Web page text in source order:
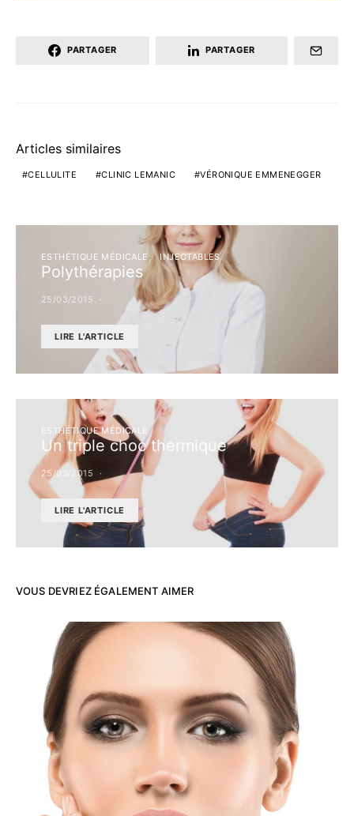
PARTAGER PARTAGER
Articles similaires
CELLULITE CLINIC LEMANIC VÉRONIQUE EMMENEGGER
ESTHÉTIQUE MÉDICALE INJECTABLES
Polythérapies
25/03/2015
LIRE L'ARTICLE
ESTHÉTIQUE MÉDICALE
Un triple choc thermique
25/03/2015
LIRE L'ARTICLE
VOUS DEVRIEZ ÉGALEMENT AIMER